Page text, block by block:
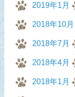
2019年1月
2018年10月
2018年7月
2018年4月
2018年1月